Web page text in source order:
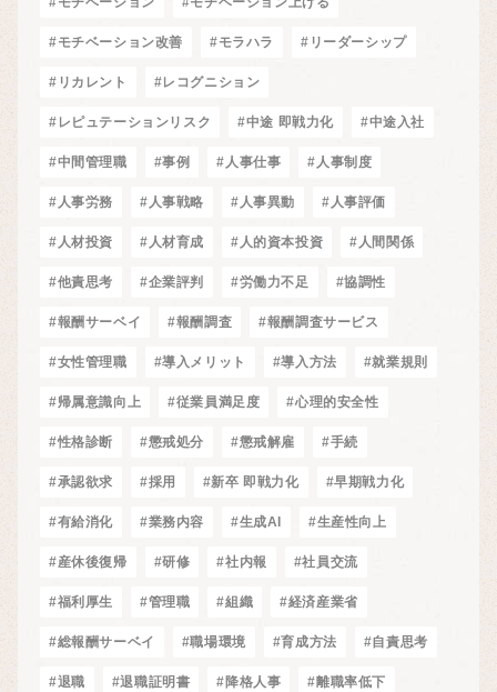
#モチベーション改善 #モラハラ #リーダーシップ
#リカレント #レコグニション
#レピュテーションリスク #中途 即戦力化 #中途入社
#中間管理職 #事例 #人事仕事 #人事制度
#人事労務 #人事戦略 #人事異動 #人事評価
#人材投資 #人材育成 #人的資本投資 #人間関係
#他責思考 #企業評判 #労働力不足 #協調性
#報酬サーベイ #報酬調査 #報酬調査サービス
#女性管理職 #導入メリット #導入方法 #就業規則
#帰属意識向上 #従業員満足度 #心理的安全性
#性格診断 #懲戒処分 #懲戒解雇 #手続
#承認欲求 #採用 #新卒 即戦力化 #早期戦力化
#有給消化 #業務内容 #生成AI #生産性向上
#産休後復帰 #研修 #社内報 #社員交流
#福利厚生 #管理職 #組織 #経済産業省
#総報酬サーベイ #職場環境 #育成方法 #自責思考
#退職 #退職証明書 #降格人事 #離職率低下